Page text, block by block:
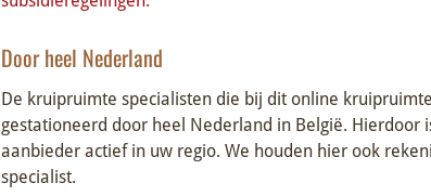
Door heel Nederland
De kruipruimte specialisten die bij dit online
gestationeerd door heel Nederland in België. Hierdoor
aanbieder actief in uw regio. We houden hier ook
specialist.